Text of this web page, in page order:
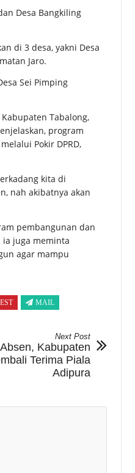
Desa Bangkiling
di 3 desa, yakni Desa
Jaro.
Sei Pimping
Tabalong,
program
Pokir DPRD,
kita di
nah akibatnya akan
pembangunan dan
ia juga meminta
agar mampu
MAIL
Next Post
Kabupaten
Terima Piala
Adipura